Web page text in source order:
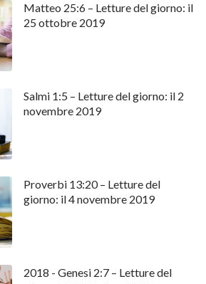
Matteo 25:6 – Letture del giorno: il
25 ottobre 2019
Salmi 1:5 – Letture del giorno: il 2
novembre 2019
Proverbi 13:20 – Letture del
giorno: il 4 novembre 2019
2018 - Genesi 2:7 – Letture del